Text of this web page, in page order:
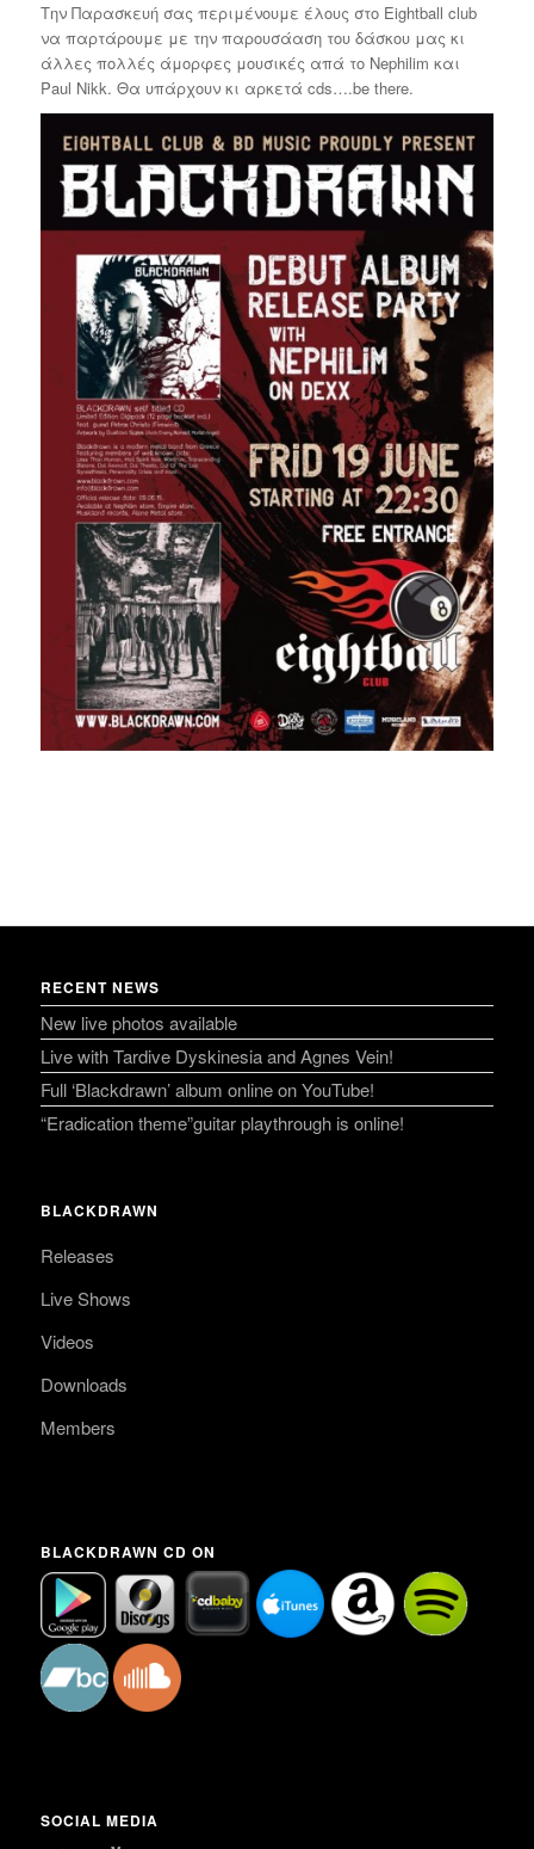
Την Παρασκευή σας περιμένουμε έλους στο Eightball club
να παρτάρουμε με την παρουσάαση του δάσκου μας κι
άλλες πολλές άμορφες μουσικές απά το Nephilim και
Paul Nikk. Θα υπάρχουν κι αρκετά cds….be there.
RECENT NEWS
New live photos available
Live with Tardive Dyskinesia and Agnes Vein!
Full ‘Blackdrawn’ album online on YouTube!
“Eradication theme”guitar playthrough is online!
BLACKDRAWN
Releases
Live Shows
Videos
Downloads
Members
BLACKDRAWN CD ON
SOCIAL MEDIA